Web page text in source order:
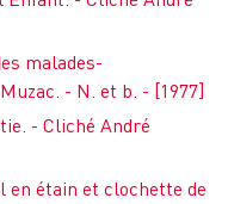
malades-
- N. et b. - [1977]
- Cliché André
en étain et clochette de